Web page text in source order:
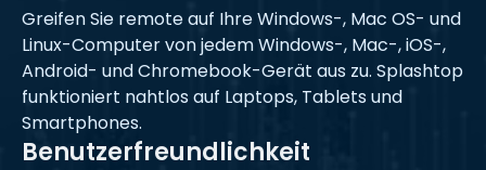
Greifen Sie remote auf Ihre Windows-, Mac OS- und
Linux-Computer von jedem Windows-, Mac-, iOS-,
Android- und Chromebook-Gerät aus zu. Splashtop
funktioniert nahtlos auf Laptops, Tablets und
Smartphones.
Benutzerfreundlichkeit